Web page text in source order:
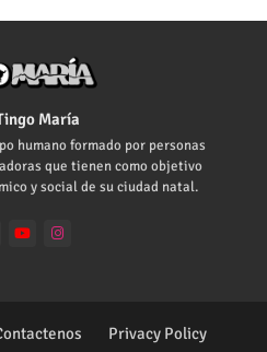
María
humano formado por personas
que tienen como objetivo
y social de su ciudad natal.
Privacy Policy